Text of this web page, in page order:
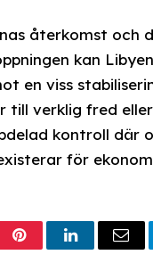
återkomst och
kan
en viss
till verklig fred
kontroll där
för
PinterestLinkedIn